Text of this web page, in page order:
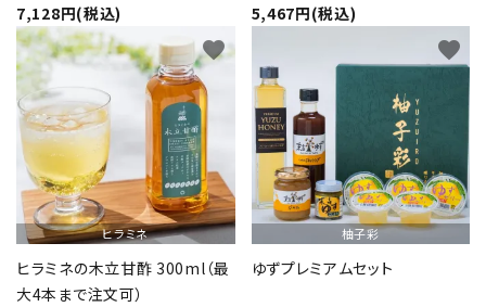
7,128円(税込)
5,467円(税込)
ヒラミネ
ヒラミネの木立甘酢 300ml（最
大4本まで注文可）
favorite
柚子彩
ゆずプレミアムセット
favorite